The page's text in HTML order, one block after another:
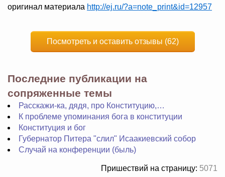
оригинал материала http://ej.ru/?a=note_print&id=12957
Посмотреть и оставить отзывы (62)
Последние публикации на
сопряженные темы
Расскажи-ка, дядя, про Конституцию,…
К проблеме упоминания бога в конституции
Конституция и бог
Губернатор Питера "слил" Исаакиевский собор
Случай на конференции (быль)
Пришествий на страницу: 5071